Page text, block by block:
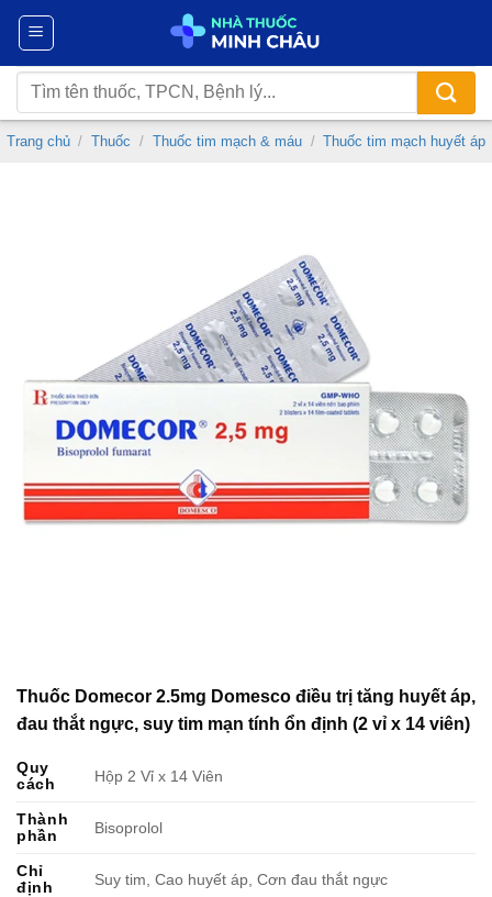
Chuyển
nội
dung
Tìm
kiếm:
Trang chủ / Thuốc / Thuốc tim mạch & máu / Thuốc tim mạch huyết áp
Thuốc Domecor 2.5mg Domesco điều trị tăng huyết áp,
đau thắt ngực, suy tim mạn tính ổn định (2 vỉ x 14 viên)
Quy
cách
Hộp 2 Vỉ x 14 Viên
Thành
phần
Bisoprolol
Chỉ
định
Suy tim, Cao huyết áp, Cơn đau thắt ngực